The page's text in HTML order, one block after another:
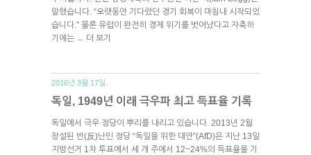
말했습니다. “오랫동안 기다렸던 경기 회복이 마침내 시작되었
습니다.” 물론 유럽이 완전히 경제 위기를 벗어났다고 자축하
기에는 → 더 보기
2016년 3월 17일.
독일, 1949년 이래 극우파 최고 득표율 기록
독일에서 극우 정당이 뿌리를 내리고 있습니다. 2013년 2월
창설된 반(反)난민 정당 “독일을 위한 대안”(AfD)은 지난 13일
지방선거 1차 투표에서 세 개 주에서 12~24%의 득표율을 기